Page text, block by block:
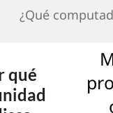
¿Qué
qué